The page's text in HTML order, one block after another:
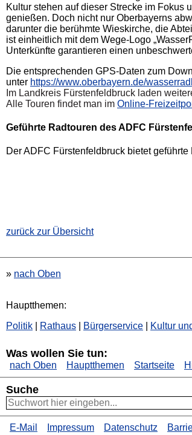
Kultur stehen auf dieser Strecke im Fokus
genießen. Doch nicht nur Oberbayerns
darunter die berühmte Wieskirche, die
ist einheitlich mit dem Wege-Logo
Unterkünfte garantieren einen
Die entsprechenden GPS-Daten zum
unter https://www.oberbayern.de/
Im Landkreis Fürstenfeldbruck laden
Alle Touren findet man im Online-
Geführte Radtouren des ADFC
Der ADFC Fürstenfeldbruck bietet
zurück zur Übersicht
» nach Oben
Hauptthemen:
Politik
Rathaus Bürgerservice Kultur
Was wollen Sie tun:
nach Oben Hauptthemen Startseite
Suche
E-Mail Impressum Datenschutz